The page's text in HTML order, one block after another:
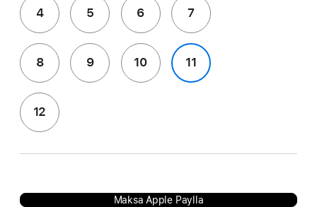
4 5 6 7
8 9 10 11
12
Maksa Apple Paylla